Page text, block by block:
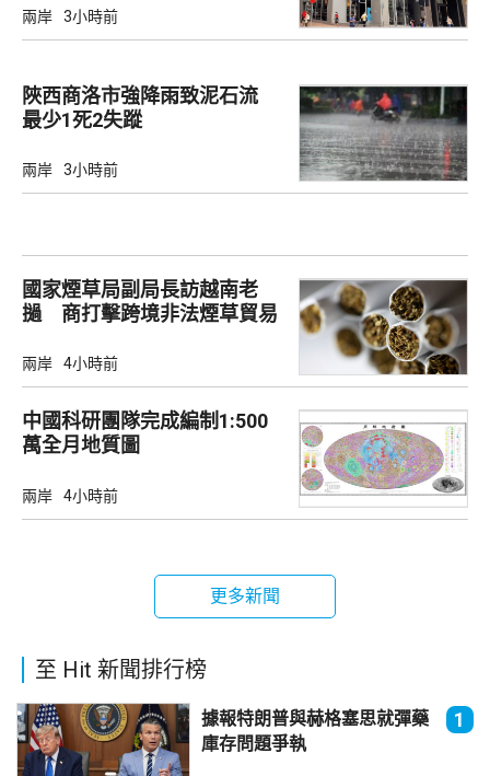
兩岸 3小時前
陜西商洛市強降雨致泥石流
最少1死2失蹤
兩岸 3小時前
國家煙草局副局長訪越南老
撾 商打擊跨境非法煙草貿易
兩岸 4小時前
中國科研團隊完成編制1:500
萬全月地質圖
兩岸 4小時前
更多新聞
至 Hit 新聞排行榜
據報特朗普與赫格塞思就彈藥
庫存問題爭執
1